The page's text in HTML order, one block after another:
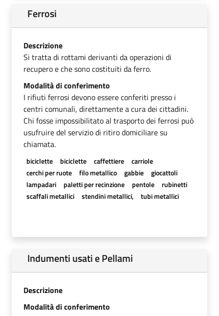
Ferrosi
Descrizione
Si tratta di rottami derivanti da operazioni di
recupero e che sono costituiti da ferro.
Modalità di conferimento
I rifiuti ferrosi devono essere conferiti presso i
centri comunali, direttamente a cura dei cittadini.
Chi fosse impossibilitato al trasporto dei ferrosi può
usufruire del servizio di ritiro domiciliare su
chiamata.
biciclette biciclette caffettiere
carriole
cerchi per ruote
filo metallico gabbie
giocattoli
lampadari
paletti per recinzione pentole
rubinetti
scaffali metallici
stendini metallici, tubi metallici
Indumenti usati e Pellami
Descrizione
Modalità di conferimento